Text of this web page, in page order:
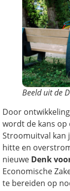
Beeld uit de
Door
wordt de kans
Stroomuitval kan
hitte en
nieuwe Denk
Economische
te bereiden op